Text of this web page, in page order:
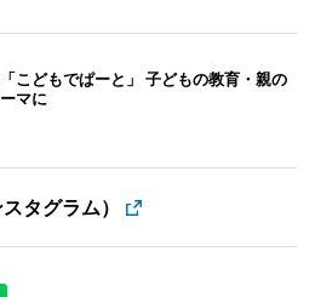
こどもでぱーと」 子どもの教育・親の
マに
タグラム）